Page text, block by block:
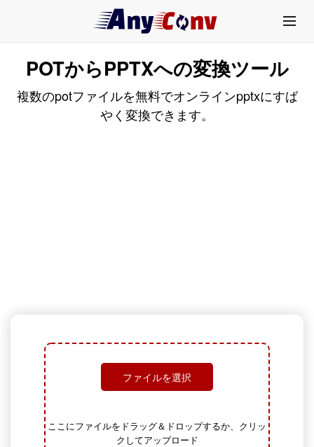
POTからPPTXへの変換ツール
複数のpotファイルを無料でオンラインpptxにすば
やく変換できます。
ファイルを選択
ここにファイルをドラッグ＆ドロップするか、クリッ
クしてアップロード